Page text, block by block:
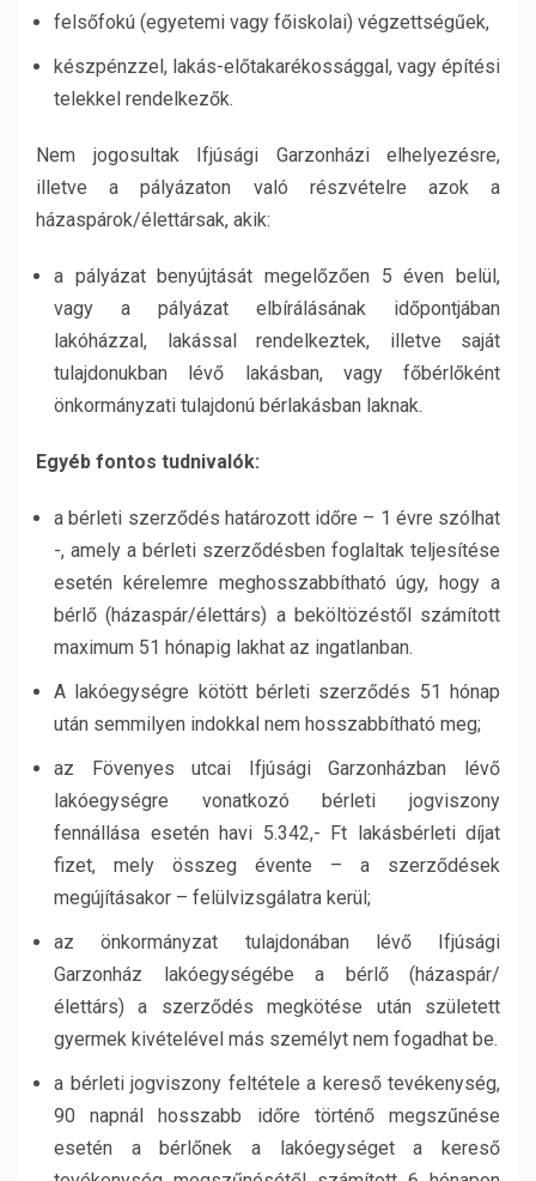
felsőfokú (egyetemi vagy főiskolai) végzettségűek,
készpénzzel, lakás-előtakarékossággal, vagy építési
telekkel rendelkezők.
Nem jogosultak Ifjúsági Garzonházi elhelyezésre,
illetve a pályázaton való részvételre azok a
házaspárok/élettársak, akik:
a pályázat benyújtását megelőzően 5 éven belül,
vagy a pályázat elbírálásának időpontjában
lakóházzal, lakással rendelkeztek, illetve saját
tulajdonukban lévő lakásban, vagy főbérlőként
önkormányzati tulajdonú bérlakásban laknak.
Egyéb fontos tudnivalók:
a bérleti szerződés határozott időre – 1 évre szólhat
-, amely a bérleti szerződésben foglaltak teljesítése
esetén kérelemre meghosszabbítható úgy, hogy a
bérlő (házaspár/élettárs) a beköltözéstől számított
maximum 51 hónapig lakhat az ingatlanban.
A lakóegységre kötött bérleti szerződés 51 hónap
után semmilyen indokkal nem hosszabbítható meg;
az Fövenyes utcai Ifjúsági Garzonházban lévő
lakóegységre vonatkozó bérleti jogviszony
fennállása esetén havi 5.342,- Ft lakásbérleti díjat
fizet, mely összeg évente – a szerződések
megújításakor – felülvizsgálatra kerül;
az önkormányzat tulajdonában lévő Ifjúsági
Garzonház lakóegységébe a bérlő (házaspár/
élettárs) a szerződés megkötése után született
gyermek kivételével más személyt nem fogadhat be.
a bérleti jogviszony feltétele a kereső tevékenység,
90 napnál hosszabb időre történő megszűnése
esetén a bérlőnek a lakóegységet a kereső